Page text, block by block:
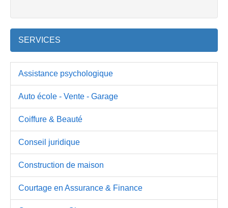
SERVICES
Assistance psychologique
Auto école - Vente - Garage
Coiffure & Beauté
Conseil juridique
Construction de maison
Courtage en Assurance & Finance